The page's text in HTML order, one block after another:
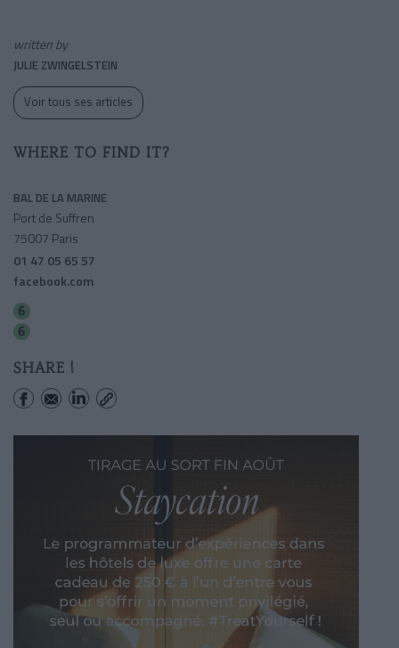
written by
JULIE ZWINGELSTEIN
Voir tous ses articles
WHERE TO FIND IT?
BAL DE LA MARINE
Port de Suffren
75007 Paris
01 47 05 65 57
facebook.com
SHARE !